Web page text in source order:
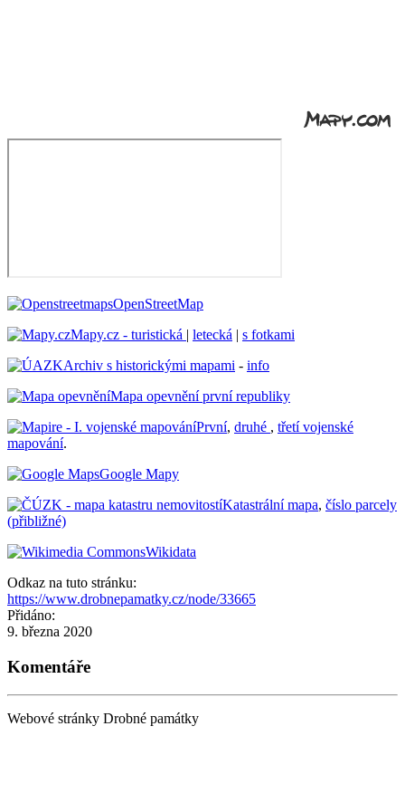
OpenStreetMap
Mapy.cz - turistická| letecká | s fotkami
Archiv s historickými mapami - info
Mapa opevnění první republiky
První, druhé, třetí vojenské
mapování.
Google Mapy
Katastrální mapa, číslo parcely
(přibližné)
Wikidata
Odkaz na tuto stránku:
https://www.drobnepamatky.cz/node/33665
Přidáno:
9. března 2020
Komentáře
Webové stránky Drobné památky